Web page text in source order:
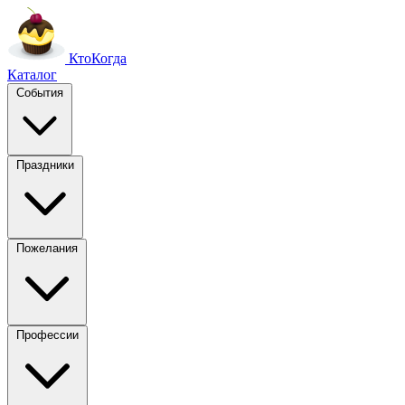
КтоКогда
Каталог
События
Праздники
Пожелания
Профессии